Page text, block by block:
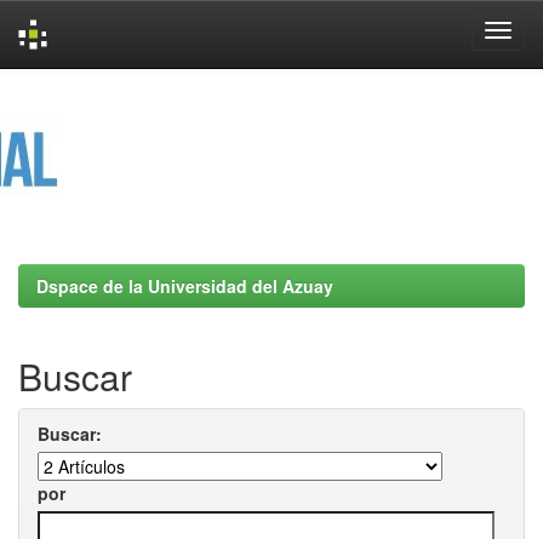
Dspace de la Universidad del Azuay
Buscar
Buscar:
por